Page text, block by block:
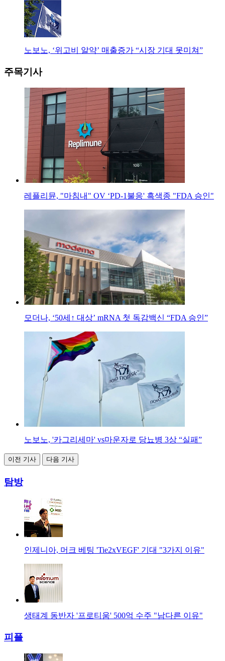
노보노, ‘위고비 알약’ 매출증가 “시장 기대 못미쳐”
주목기사
레플리뮨, "마침내" OV ‘PD-1불응' 흑색종 "FDA 승인"
모더나, ‘50세↑ 대상’ mRNA 첫 독감백신 “FDA 승인”
노보노, '카그리세마' vs마운자로 당뇨병 3상 “실패”
이전 기사 다음 기사
탐방
인제니아, 머크 베팅 'Tie2xVEGF' 기대 "3가지 이유"
생태계 동반자 '프로티움' 500억 수주 "남다른 이유"
피플